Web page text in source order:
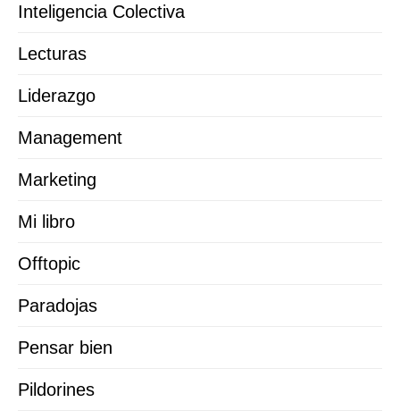
Inteligencia Colectiva
Lecturas
Liderazgo
Management
Marketing
Mi libro
Offtopic
Paradojas
Pensar bien
Pildorines